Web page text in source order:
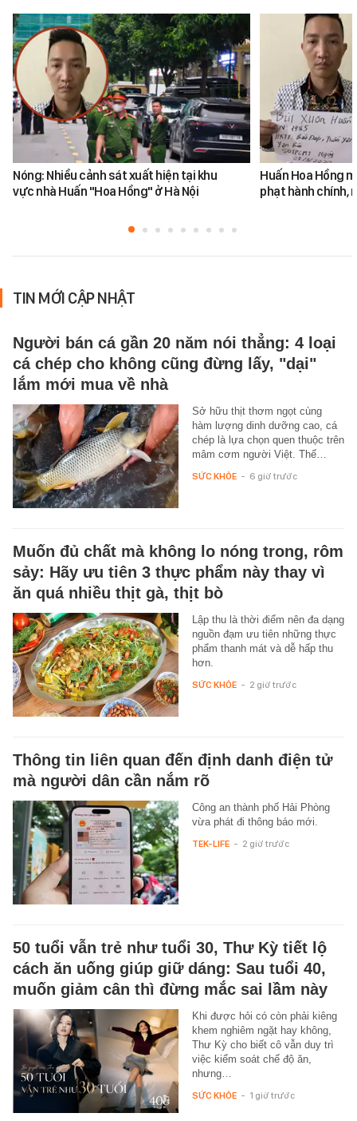
Nóng: Nhiều cảnh sát xuất hiện tại khu
vực nhà Huấn "Hoa Hồng" ở Hà Nội
Huấn Hoa Hồng
phạt hành chính,
TIN MỚI CẬP NHẬT
Người bán cá gần 20 năm nói thẳng: 4 loại
cá chép cho không cũng đừng lấy, "dại"
lắm mới mua về nhà
Sở hữu thịt thơm ngọt cùng
hàm lượng dinh dưỡng cao, cá
chép là lựa chọn quen thuộc trên
mâm cơm người Việt. Thế…
SỨC KHỎE - 6 giờ trước
Muốn đủ chất mà không lo nóng trong, rôm
sảy: Hãy ưu tiên 3 thực phẩm này thay vì
ăn quá nhiều thịt gà, thịt bò
Lập thu là thời điểm nên đa dạng
nguồn đạm ưu tiên những thực
phẩm thanh mát và dễ hấp thu
hơn.
SỨC KHỎE - 2 giờ trước
Thông tin liên quan đến định danh điện tử
mà người dân cần nắm rõ
Công an thành phố Hải Phòng
vừa phát đi thông báo mới.
TEK-LIFE - 2 giờ trước
50 tuổi vẫn trẻ như tuổi 30, Thư Kỳ tiết lộ
cách ăn uống giúp giữ dáng: Sau tuổi 40,
muốn giảm cân thì đừng mắc sai lầm này
Khi được hỏi có còn phải kiêng
khem nghiêm ngặt hay không,
Thư Kỳ cho biết cô vẫn duy trì
việc kiểm soát chế độ ăn,
nhưng…
SỨC KHỎE - 1 giờ trước